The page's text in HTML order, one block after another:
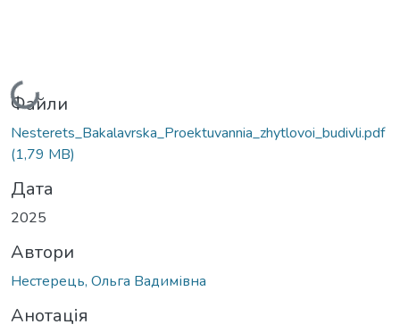
Вантажиться...
Файли
Nesterets_Bakalavrska_Proektuvannia_zhytlovoi_budivli.pdf
(1,79 MB)
Дата
2025
Автори
Нестерець, Ольга Вадимівна
Анотація